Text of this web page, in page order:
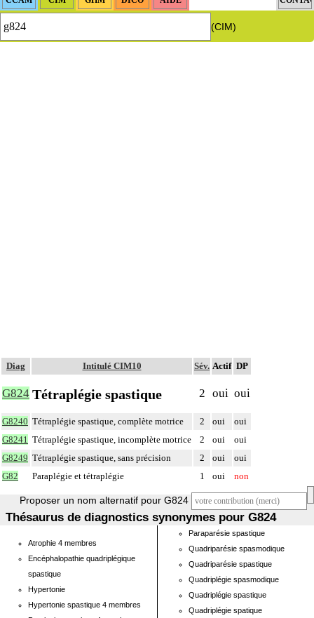
(CIM)
Diag Intitulé CIM10 Sév. Actif DP
G824 Tétraplégie spastique 2 oui oui
G8240 Tétraplégie spastique, complète motrice 2 oui
oui
G8241 Tétraplégie spastique, incomplète motrice 2 oui
oui
G8249 Tétraplégie spastique, sans précision 2 oui
oui
G82
Paraplégie et tétraplégie 1 oui non
Proposer un nom alternatif pour G824
Thésaurus de diagnostics synonymes pour G824
Atrophie 4 membres
Encéphalopathie quadriplégique
spastique
Hypertonie
Hypertonie spastique 4 membres
Paraparésie spastique
Quadriparésie spasmodique
Quadriparésie spastique
Quadriplégie spasmodique
Quadriplégie spastique
Quadriplégie spatique